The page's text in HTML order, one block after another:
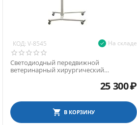
КОД: V-8545 На складе
Светодиодный передвижной
ветеринарный хирургический
25 300₽
В КОРЗИНУ